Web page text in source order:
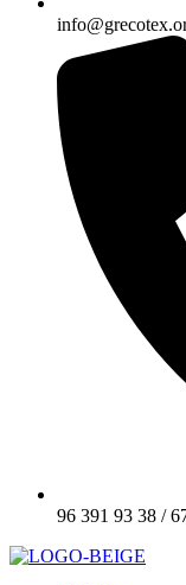
96 391 93 38 /